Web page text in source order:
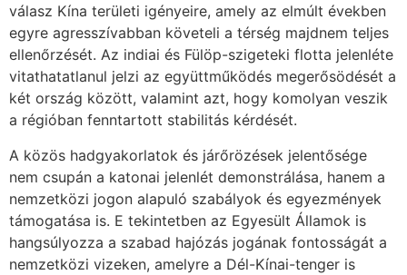
válasz Kína területi igényeire, amely az elmúlt években
egyre agresszívabban követeli a térség majdnem teljes
ellenőrzését. Az indiai és Fülöp-szigeteki flotta jelenléte
vitathatatlanul jelzi az együttműködés megerősödését a
két ország között, valamint azt, hogy komolyan veszik
a régióban fenntartott stabilitás kérdését.
A közös hadgyakorlatok és járőrözések jelentősége
nem csupán a katonai jelenlét demonstrálása, hanem a
nemzetközi jogon alapuló szabályok és egyezmények
támogatása is. E tekintetben az Egyesült Államok is
hangsúlyozza a szabad hajózás jogának fontosságát a
nemzetközi vizeken, amelyre a Dél-Kínai-tenger is